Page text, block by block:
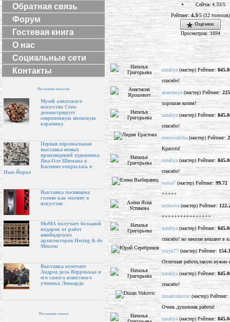
Обратная связь
Форум
Гостевая книга
О нас
Социальные сети
Контакты
Последние новости
Музей азиатского
искусства Crow
демонстрирует
современную японскую
керамику
Первая персональная
выставка новых
произведений художника
Яна-Оле Шимана в
Касмине открылась в
Нью-Йорке
Выставка посвящена
голове как мотиву в
искусстве
МоМА получает большой
подарок от работ
швейцарских
архитекторов Herzog & de
Meuron
Выставка отмечает
Андреа дель Верроккьо и
его самого известного
ученика Леонардо
Последние статьи
Сейчас 4.33/5
Рейтинг: 4.3/5 (12 голосов)
Оценки.
Просмотров: 1694
nataliya (мастер) Рейтинг:
спасибо!
anastasiya (мастер) Рейтинг:
хорошая копия!
nataliya (мастер) Рейтинг:
спасибо!
erastovalidia (мастер) Рейтинг:
Красота!
nataliya (мастер) Рейтинг:
спасибо!
westa7 (мастер) Рейтинг: 99.72
+++++
ustinova (мастер) Рейтинг:
++++++++++++++++
nataliya (мастер) Рейтинг:
спасибо! но многие вешают в
yuryk77 (мастер) Рейтинг:
Отличная работа,такую нужно
nataliya (мастер) Рейтинг:
спасибо!
dusanvukovic (мастер) Рейтинг:
Очень душевная работа!
nataliya (мастер) Рейтинг: